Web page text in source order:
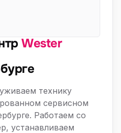
Wester
технику
сервисном
Работаем со
устанавливаем